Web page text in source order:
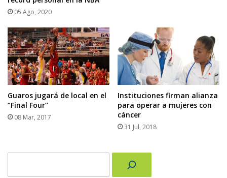
05 Ago, 2020
Guaros jugará de local en el
“Final Four”
08 Mar, 2017
Instituciones firman alianza
para operar a mujeres con
cáncer
31 Jul, 2018